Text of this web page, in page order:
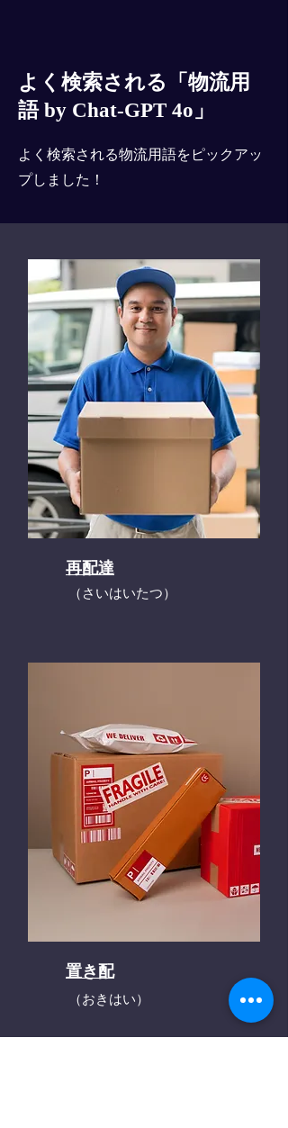
よく検索される「物流用
語 by Chat-GPT 4o」
よく検索される物流用語をピックアッ
プしました！
再配達
​（さいはいたつ）
置き配
（おきはい）